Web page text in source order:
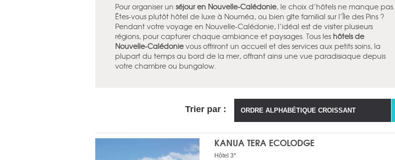
Pour organiser un séjour en Nouvelle-Calédonie, le choix d’hôtels ne manque pas.
Êtes-vous plutôt hôtel de luxe à Nouméa, ou bien gîte familial sur l’Île des Pins ?
Pendant votre voyage en Nouvelle-Calédonie, l’idéal est de visiter plusieurs
régions, pour capturer chaque ambiance et paysages. Tous les hôtels de
Nouvelle-Calédonie vous offriront un accueil et des services aux petits soins, la
plupart du temps au bord de la mer, offrant ainsi une vue paradisiaque depuis
votre chambre ou bungalow.
Trier par : ORDRE ALPHABÉTIQUE CROISSANT
KANUA TERA ECOLODGE
Hôtel 3*